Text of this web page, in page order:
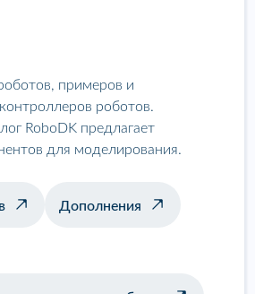
примеров и
роботов.
RoboDK предлагает
для моделирования.
Дополнения